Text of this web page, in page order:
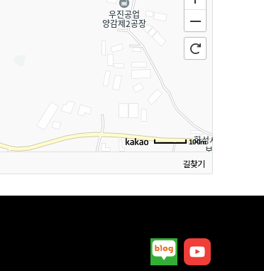
100m
길찾기